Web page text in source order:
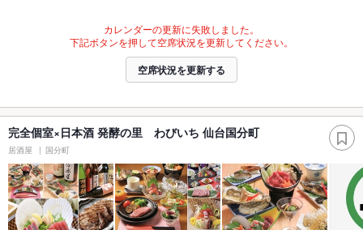
カレンダーの更新に失敗しました。
下記ボタンを押して空席状況を更新してください。
空席状況を更新する
完全個室×日本酒 発酵の里 わびいち 仙台国分町
居酒屋 国分町